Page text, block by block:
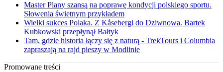
Master Plany szansą na poprawę kondycji polskiego sportu.
Słowenia świetnym przykładem
Wielki sukces Polaka. Z Kåsebergi do Dziwnowa. Bartek
Kubkowski przepłynął Bałtyk
Tam, gdzie historia łączy się z naturą - TrekTours i Columbia
zapraszają na rajd pieszy w Modlinie
Promowane treści